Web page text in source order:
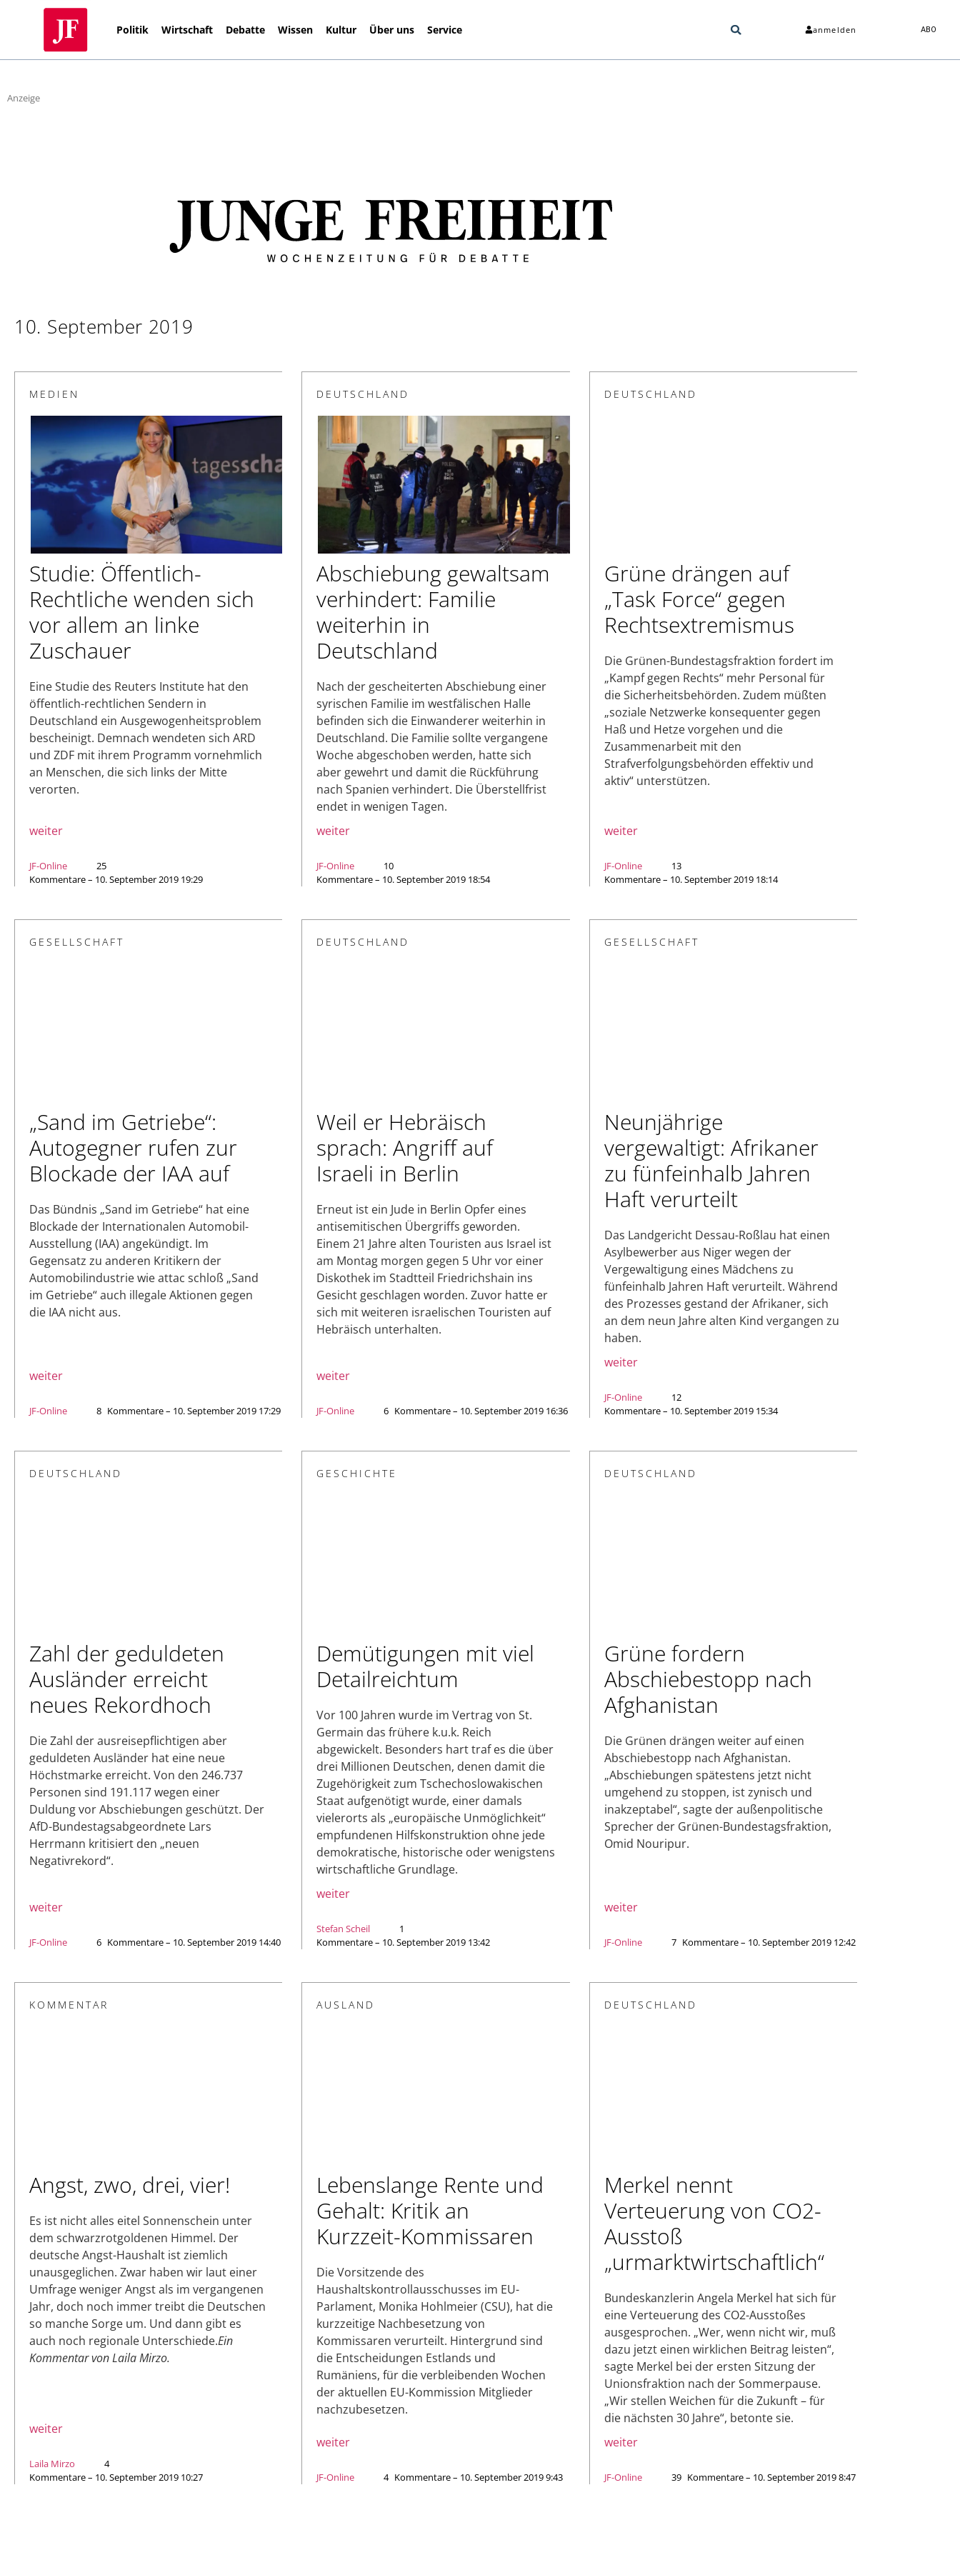
Politik Wirtschaft Debatte Wissen Kultur Über uns Service anmelden ABO
Anzeige
10. September 2019
MEDIEN
Studie: Öffentlich-
Rechtliche wenden sich
vor allem an linke
Zuschauer
Eine Studie des Reuters Institute hat den
öffentlich-rechtlichen Sendern in
Deutschland ein Ausgewogenheitsproblem
bescheinigt. Demnach wendeten sich ARD
und ZDF mit ihrem Programm vornehmlich
an Menschen, die sich links der Mitte
verorten.
weiter
JF-Online
25
Kommentare – 10. September 2019 19:29
DEUTSCHLAND
Abschiebung gewaltsam
verhindert: Familie
weiterhin in
Deutschland
Nach der gescheiterten Abschiebung einer
syrischen Familie im westfälischen Halle
befinden sich die Einwanderer weiterhin in
Deutschland. Die Familie sollte vergangene
Woche abgeschoben werden, hatte sich
aber gewehrt und damit die Rückführung
nach Spanien verhindert. Die Überstellfrist
endet in wenigen Tagen.
weiter
JF-Online
10
Kommentare – 10. September 2019 18:54
DEUTSCHLAND
Grüne drängen auf
„Task Force“ gegen
Rechtsextremismus
Die Grünen-Bundestagsfraktion fordert im
„Kampf gegen Rechts“ mehr Personal für
die Sicherheitsbehörden. Zudem müßten
„soziale Netzwerke konsequenter gegen
Haß und Hetze vorgehen und die
Zusammenarbeit mit den
Strafverfolgungsbehörden effektiv und
aktiv“ unterstützen.
weiter
JF-Online
13
Kommentare – 10. September 2019 18:14
GESELLSCHAFT
„Sand im Getriebe“:
Autogegner rufen zur
Blockade der IAA auf
Das Bündnis „Sand im Getriebe“ hat eine
Blockade der Internationalen Automobil-
Ausstellung (IAA) angekündigt. Im
Gegensatz zu anderen Kritikern der
Automobilindustrie wie attac schloß „Sand
im Getriebe“ auch illegale Aktionen gegen
die IAA nicht aus.
weiter
JF-Online 8 Kommentare – 10. September 2019 17:29
DEUTSCHLAND
Weil er Hebräisch
sprach: Angriff auf
Israeli in Berlin
Erneut ist ein Jude in Berlin Opfer eines
antisemitischen Übergriffs geworden.
Einem 21 Jahre alten Touristen aus Israel ist
am Montag morgen gegen 5 Uhr vor einer
Diskothek im Stadtteil Friedrichshain ins
Gesicht geschlagen worden. Zuvor hatte er
sich mit weiteren israelischen Touristen auf
Hebräisch unterhalten.
weiter
JF-Online 6 Kommentare – 10. September 2019 16:36
GESELLSCHAFT
Neunjährige
vergewaltigt: Afrikaner
zu fünfeinhalb Jahren
Haft verurteilt
Das Landgericht Dessau-Roßlau hat einen
Asylbewerber aus Niger wegen der
Vergewaltigung eines Mädchens zu
fünfeinhalb Jahren Haft verurteilt. Während
des Prozesses gestand der Afrikaner, sich
an dem neun Jahre alten Kind vergangen zu
haben.
weiter
JF-Online
12
Kommentare – 10. September 2019 15:34
DEUTSCHLAND
Zahl der geduldeten
Ausländer erreicht
neues Rekordhoch
Die Zahl der ausreisepflichtigen aber
geduldeten Ausländer hat eine neue
Höchstmarke erreicht. Von den 246.737
Personen sind 191.117 wegen einer
Duldung vor Abschiebungen geschützt. Der
AfD-Bundestagsabgeordnete Lars
Herrmann kritisiert den „neuen
Negativrekord“.
weiter
JF-Online 6 Kommentare – 10. September 2019 14:40
GESCHICHTE
Demütigungen mit viel
Detailreichtum
Vor 100 Jahren wurde im Vertrag von St.
Germain das frühere k.u.k. Reich
abgewickelt. Besonders hart traf es die über
drei Millionen Deutschen, denen damit die
Zugehörigkeit zum Tschechoslowakischen
Staat aufgenötigt wurde, einer damals
vielerorts als „europäische Unmöglichkeit“
empfundenen Hilfskonstruktion ohne jede
demokratische, historische oder wenigstens
wirtschaftliche Grundlage.
weiter
Stefan Scheil
1
Kommentare – 10. September 2019 13:42
DEUTSCHLAND
Grüne fordern
Abschiebestopp nach
Afghanistan
Die Grünen drängen weiter auf einen
Abschiebestopp nach Afghanistan.
„Abschiebungen spätestens jetzt nicht
umgehend zu stoppen, ist zynisch und
inakzeptabel“, sagte der außenpolitische
Sprecher der Grünen-Bundestagsfraktion,
Omid Nouripur.
weiter
JF-Online 7 Kommentare – 10. September 2019 12:42
KOMMENTAR
Angst, zwo, drei, vier!
Es ist nicht alles eitel Sonnenschein unter
dem schwarzrotgoldenen Himmel. Der
deutsche Angst-Haushalt ist ziemlich
unausgeglichen. Zwar haben wir laut einer
Umfrage weniger Angst als im vergangenen
Jahr, doch noch immer treibt die Deutschen
so manche Sorge um. Und dann gibt es
auch noch regionale Unterschiede.Ein
Kommentar von Laila Mirzo.
weiter
Laila Mirzo
4
Kommentare – 10. September 2019 10:27
AUSLAND
Lebenslange Rente und
Gehalt: Kritik an
Kurzzeit-Kommissaren
Die Vorsitzende des
Haushaltskontrollausschusses im EU-
Parlament, Monika Hohlmeier (CSU), hat die
kurzzeitige Nachbesetzung von
Kommissaren verurteilt. Hintergrund sind
die Entscheidungen Estlands und
Rumäniens, für die verbleibenden Wochen
der aktuellen EU-Kommission Mitglieder
nachzubesetzen.
weiter
JF-Online 4 Kommentare – 10. September 2019 9:43
DEUTSCHLAND
Merkel nennt
Verteuerung von CO2-
Ausstoß
„urmarktwirtschaftlich“
Bundeskanzlerin Angela Merkel hat sich für
eine Verteuerung des CO2-Ausstoßes
ausgesprochen. „Wer, wenn nicht wir, muß
dazu jetzt einen wirklichen Beitrag leisten“,
sagte Merkel bei der ersten Sitzung der
Unionsfraktion nach der Sommerpause.
„Wir stellen Weichen für die Zukunft – für
die nächsten 30 Jahre“, betonte sie.
weiter
JF-Online 39 Kommentare – 10. September 2019 8:47